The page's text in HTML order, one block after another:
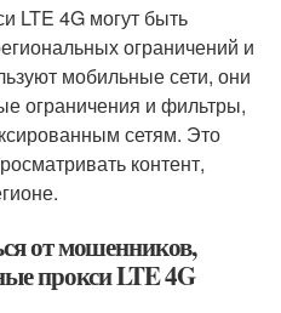
LTE 4G могут быть
ограничений и
мобильные сети, они
ограничения и фильтры,
сетям. Это
контент,
от мошенников,
прокси LTE 4G